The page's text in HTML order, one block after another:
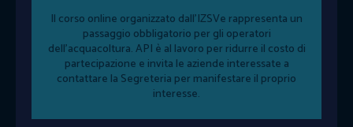
Il corso online organizzato dall'IZSVe rappresenta un
passaggio obbligatorio per gli operatori
dell'acquacoltura. API è al lavoro per ridurre il costo di
partecipazione e invita le aziende interessate a
contattare la Segreteria per manifestare il proprio
interesse.